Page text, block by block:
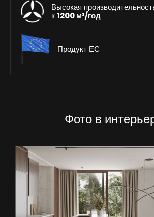
Высокая
к1200 м³/год
Продукт ЕС
Фото в